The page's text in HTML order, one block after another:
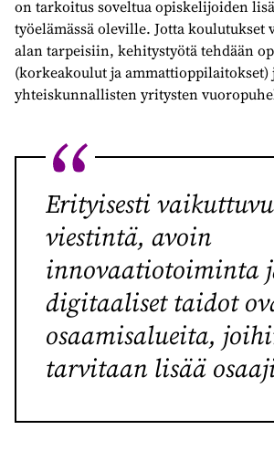
on tarkoitus soveltua opiskelijoiden
työelämässä oleville. Jotta koulutukset
alan tarpeisiin, kehitystyötä tehdään
(korkeakoulut ja ammattioppilaitokset)
yhteiskunnallisten yritysten
Erityisesti
viestintä, avoin
innovaatiotoiminta
digitaaliset taidot
osaamisalueita,
tarvitaan lisää